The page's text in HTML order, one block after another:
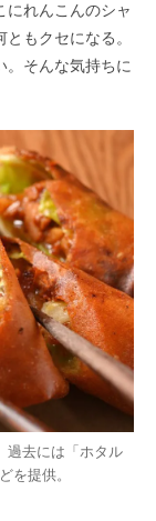
にれんこんのシャ
もクセになる。
。そんな気持ちに
過去には「ホタル
を提供。